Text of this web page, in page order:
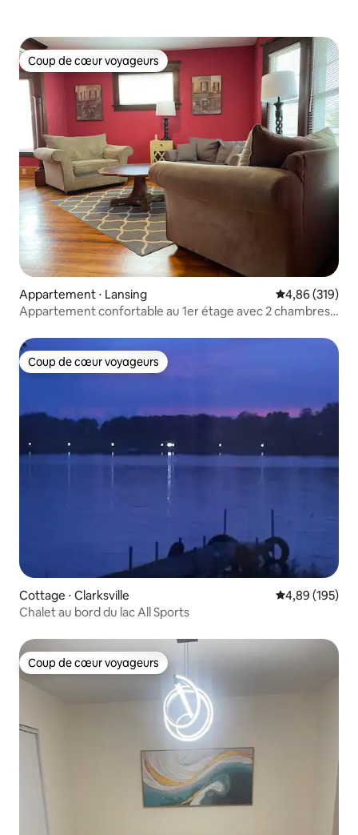
Coup de cœur voyageurs
Coup de cœur voyageurs
Appartement ⋅ Lansing Évaluation
4,86 (319)
Appartement confortable au 1er étage avec 2 chambres
Coup de cœur voyageurs
Coup de cœur voyageurs
Cottage ⋅ Clarksville Évaluation
4,89 (195)
Chalet au bord du lac All Sports
Coup de cœur voyageurs
Coup de cœur voyageurs